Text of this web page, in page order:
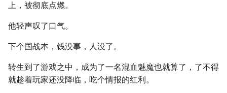
上，被彻底点燃。
他轻声叹了口气。
下个国战本，钱没事，人没了。
转生到了游戏之中，成为了一名混血魅魔也就算了，了不得
就趁着玩家还没降临，吃个情报的红利。